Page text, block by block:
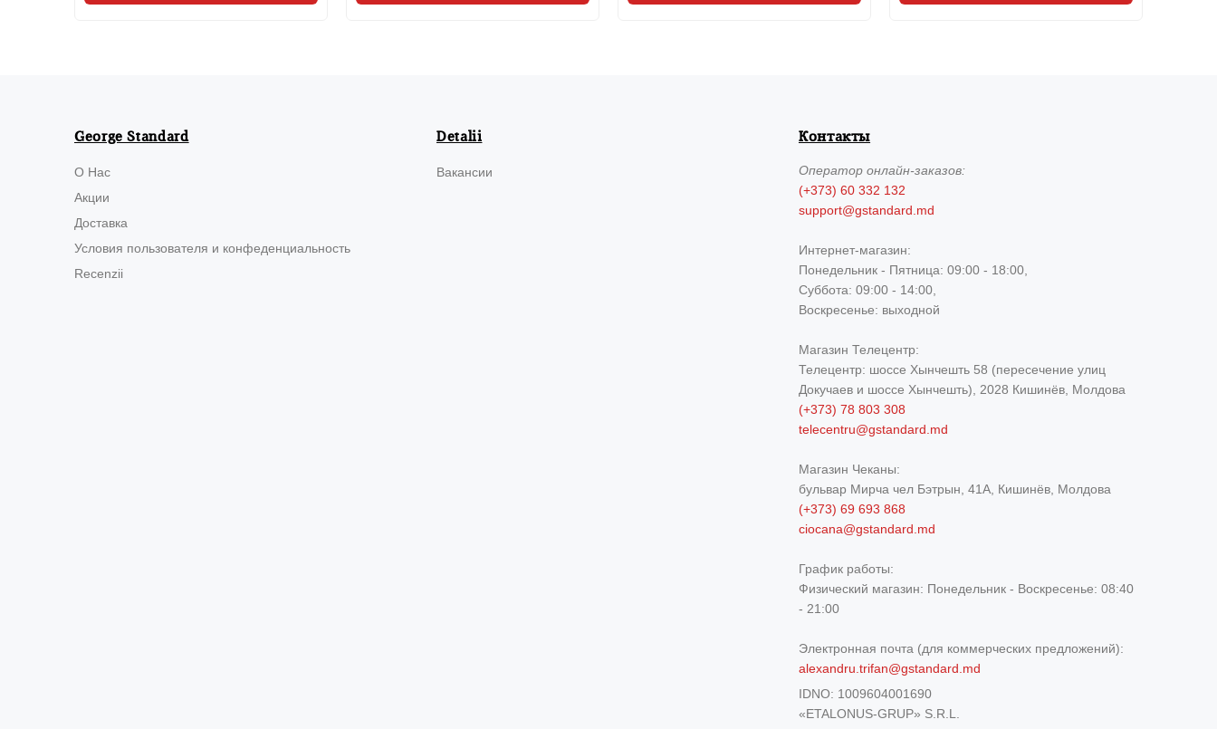
George Standard
О Нас
Акции
Доставка
Условия пользователя и конфеденциальность
Recenzii
Detalii
Вакансии
Контакты
Операторонлайн-заказов:
(+373) 60 332 132
support@gstandard.md
Интернет-магазин:
Понедельник - Пятница: 09:00 - 18:00,
Суббота: 09:00 - 14:00,
Воскресенье: выходной
Магазин Телецентр:
Телецентр: шоссе Хынчешть 58 (пересечение улиц
Докучаев и шоссе Хынчешть), 2028 Кишинёв, Молдова
(+373) 78 803 308
telecentru@gstandard.md
Магазин Чеканы:
бульвар Мирча чел Бэтрын, 41A, Кишинёв, Молдова
(+373) 69 693 868
ciocana@gstandard.md
График работы:
Физический магазин: Понедельник - Воскресенье: 08:40
- 21:00
Электронная почта (для коммерческих предложений):
alexandru.trifan@gstandard.md
IDNO: 1009604001690
«ETALONUS-GRUP» S.R.L.